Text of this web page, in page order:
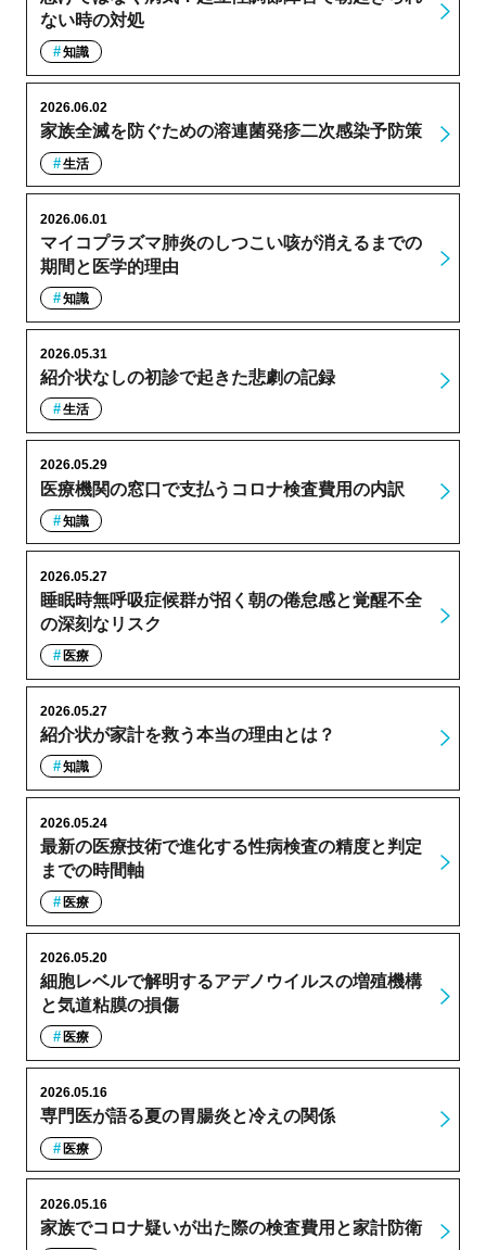
ない時の対処
知識
家族全滅を防ぐための溶連菌発疹二次感染予防策
2026.06.02
生活
マイコプラズマ肺炎のしつこい咳が消えるまでの
期間と医学的理由
2026.06.01
知識
紹介状なしの初診で起きた悲劇の記録
2026.05.31
生活
医療機関の窓口で支払うコロナ検査費用の内訳
2026.05.29
知識
睡眠時無呼吸症候群が招く朝の倦怠感と覚醒不全
の深刻なリスク
2026.05.27
医療
紹介状が家計を救う本当の理由とは？
2026.05.27
知識
最新の医療技術で進化する性病検査の精度と判定
までの時間軸
2026.05.24
医療
細胞レベルで解明するアデノウイルスの増殖機構
と気道粘膜の損傷
2026.05.20
医療
専門医が語る夏の胃腸炎と冷えの関係
2026.05.16
医療
家族でコロナ疑いが出た際の検査費用と家計防衛
2026.05.16